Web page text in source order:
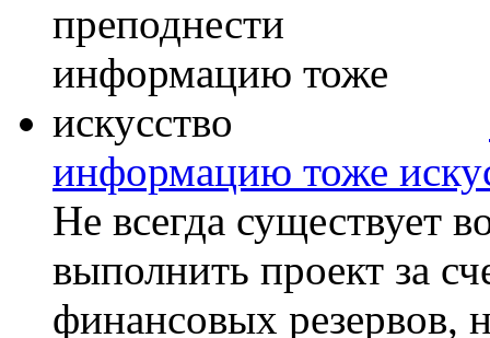
информацию тоже
Не всегда существует
выполнить проект за
финансовых резервов,